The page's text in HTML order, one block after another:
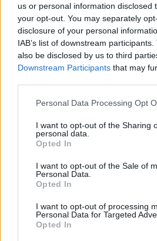
us or personal information disclosed
your opt-out. You may separately
disclosure of your personal
IAB’s list of downstream
also be disclosed by us to third
Downstream Participants that may
Personal Data Processing Opt
I want to opt-out of the Sharing
personal data.
Opted In
I want to opt-out of the Sale of
Personal Data.
Opted In
I want to opt-out of processing
Personal Data for Targeted
Opted In
Financial Times-nak Simon
közgazdásza. A Valutaalap által
országok által elfogadott
alulméretezettek, mivel az IMF
KEDVES OLVASÓNK!
A keresett cikk a portfolio.hu
tartozik, melynek olvasása
regisztrációhoz kötött.
Az előfizetés a következőket
Portfolio.hu teljes
Kötéslisták: BÉT elmúlt 2 év
kötéslistái